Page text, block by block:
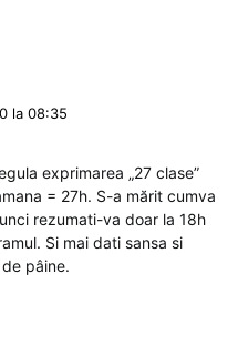
la 08:35
exprimarea „27 clase”
= 27h. S-a mărit cumva
rezumati-va doar la 18h
Si mai dati sansa si
pâine.